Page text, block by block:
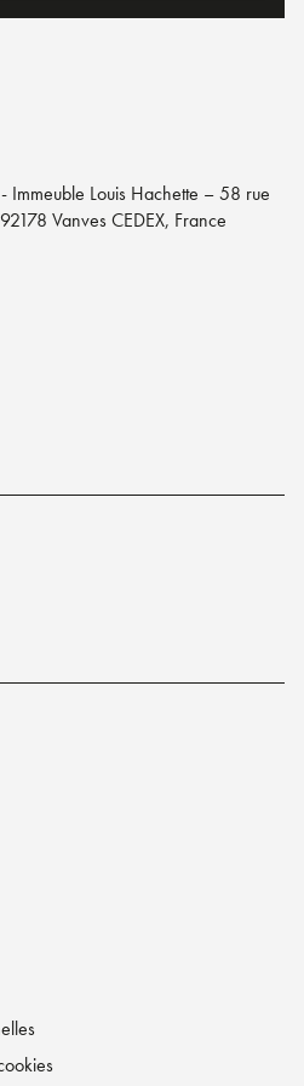
Immeuble Louis Hachette – 58 rue
Vanves CEDEX, France